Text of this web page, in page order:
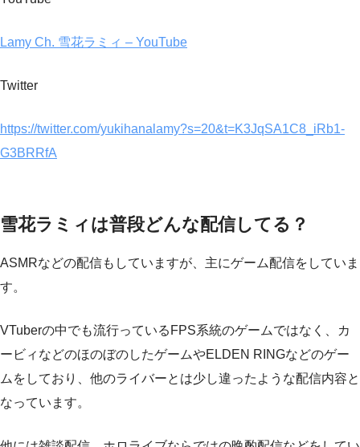
Lamy Ch. 雪花ラミィ – YouTube
Twitter
https://twitter.com/yukihanalamy?s=20&t=K3JqSA1C8_iRb1-
G3BRRfA
雪花ラミィは普段どんな配信してる？
ASMRなどの配信もしていますが、主にゲーム配信をしていま
す。
VTuberの中でも流行っているFPS系統のゲームではなく、カ
ービィなどのほのぼのしたゲームやELDEN RINGなどのゲー
ムをしており、他のライバーとは少し違ったような配信内容と
なっています。